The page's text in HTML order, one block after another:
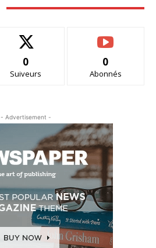
0
Suiveurs
0
Abonnés
- Advertisement -